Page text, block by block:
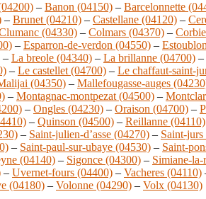
– Banon (04150) – Barcelonnette
– Brunet (04210) – Castellane (04120) –
(04330) – Colmars (04370) –
– Esparron-de-verdon (04550) –
– La breole (04340) – La brillanne (04700) –
– Le castellet (04700) – Le chaffaut-saint-
(04350) – Mallefougasse-auges
– Montagnac-montpezat (04500) –
– Ongles (04230) – Oraison (04700) –
– Quinson (04500) – Reillanne (04110)
– Saint-julien-d’asse (04270) – Saint-
– Saint-paul-sur-ubaye (04530) – Saint-
(04140) – Sigonce (04300) – Simiane-
– Uvernet-fours (04400) – Vacheres (04110)
(04180) – Volonne (04290) – Volx (04130)